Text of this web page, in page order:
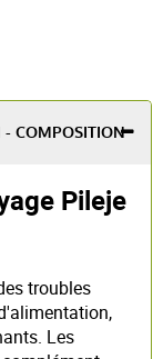
- COMPOSITION
Pileje
troubles
Les